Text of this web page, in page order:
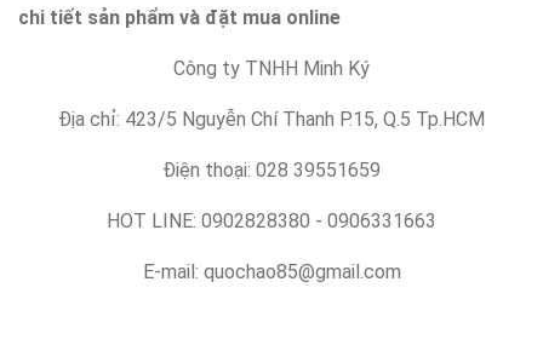
chi tiết sản phẩm và đặt mua online
Công ty TNHH Minh Ký
Địa chỉ: 423/5 Nguyễn Chí Thanh P.15, Q.5 Tp.HCM
Điện thoại: 028 39551659
HOT LINE: 0902828380 - 0906331663
E-mail: quochao85@gmail.com